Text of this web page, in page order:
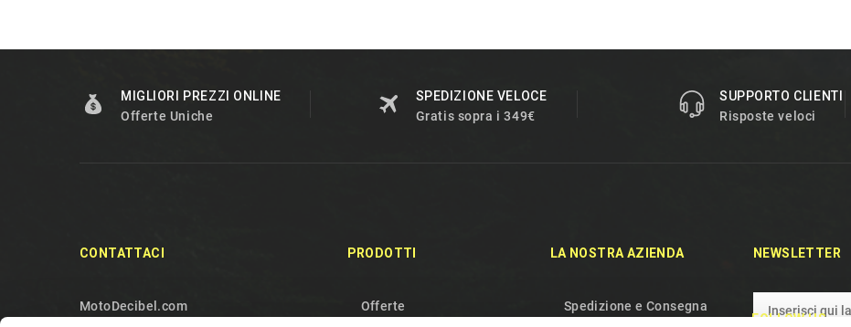
MIGLIORI PREZZI ONLINE
Offerte Uniche
SPEDIZIONE VELOCE
Gratis sopra i 349€
SUPPORTO CLIENTI
Risposte veloci
CONTATTACI
MotoDecibel.com
PRODOTTI
Offerte
LA NOSTRA AZIENDA
Spedizione e Consegna
NEWSLETTER
FOLLOW US